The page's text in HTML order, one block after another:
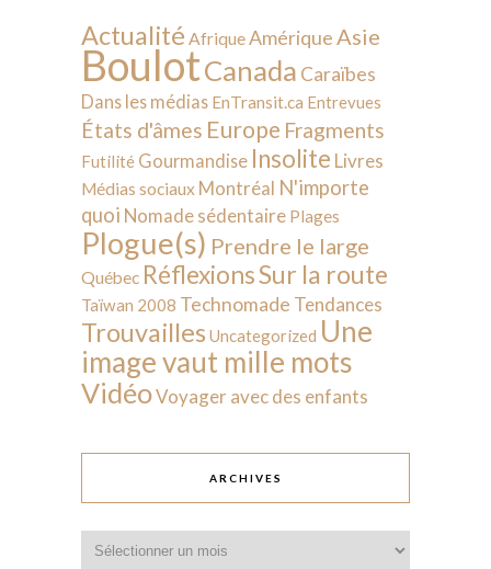
Actualité AfriqueAmérique Asie
BoulotCanada Caraïbes
Dans les médias EnTransit.ca Entrevues
États d'âmes Europe Fragments
Futilité Gourmandise Insolite Livres
Médias sociaux Montréal N'importe
quoi Nomade sédentaire Plages
Plogue(s) Prendre le large
Québec RéflexionsSur la route
Taïwan 2008 Technomade Tendances
Trouvailles Uncategorized Une
image vaut mille mots
VidéoVoyager avec des enfants
ARCHIVES